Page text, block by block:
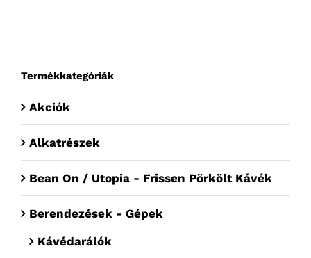
Termékkategóriák
Akciók
Alkatrészek
Bean On / Utopia - Frissen Pörkölt Kávék
Berendezések - Gépek
Kávédarálók